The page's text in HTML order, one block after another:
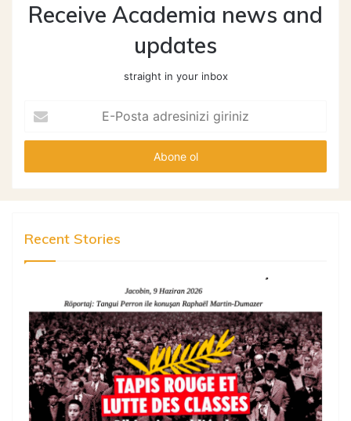
Receive Academia news and
updates
straight in your inbox
E-
Posta
adresinizi
Recent Stories